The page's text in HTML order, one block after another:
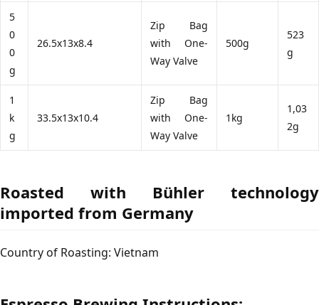
5
0
0
g
26.5x13x8.4
Zip Bag
with One-
Way Valve
500g
523
g
1
k
g
33.5x13x10.4
Zip Bag
with One-
Way Valve
1kg
1,03
2g
Roasted with Bühler technology
imported from Germany
Country of Roasting: Vietnam